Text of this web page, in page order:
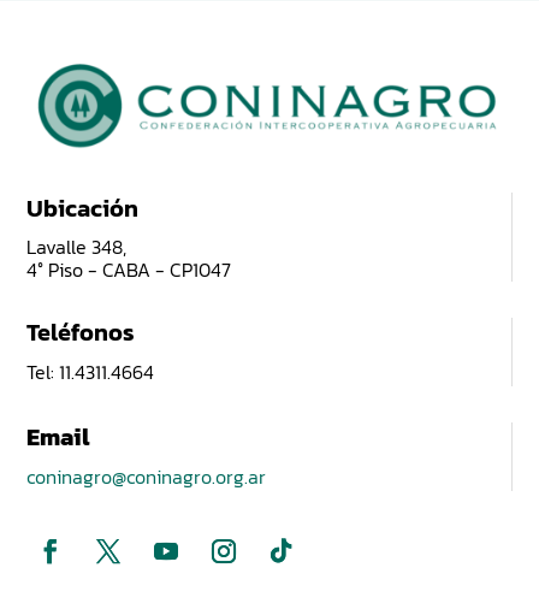
Ubicación
Lavalle 348,
4° Piso - CABA - CP1047
Teléfonos
Tel: 11.4311.4664
Email
coninagro@coninagro.org.ar